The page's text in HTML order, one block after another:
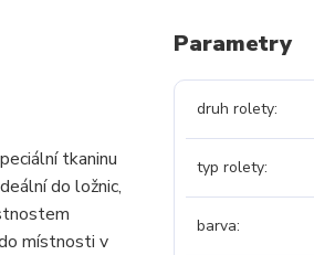
tkaninu
do ložnic,
místnosti v
Parametry
druh rolety
typ rolety
barva